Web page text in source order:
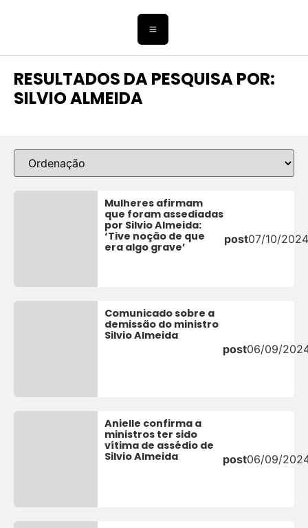
RESULTADOS DA PESQUISA POR:
SILVIO ALMEIDA
Mulheres afirmam
que foram assediadas
por Silvio Almeida:
‘Tive noção de que
era algo grave’
post07/10/2024
Comunicado sobre a
demissão do ministro
Silvio Almeida
post06/09/
Anielle confirma a
ministros ter sido
vítima de assédio de
Silvio Almeida
post06/09/